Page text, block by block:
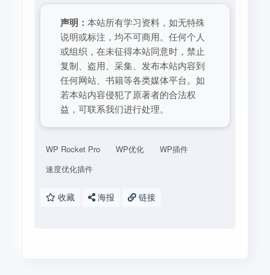
声明： 本站所有学习资料，如无特殊
说明或标注，均不可商用。任何个人
或组织，在未征得本站同意时，禁止
复制、盗用、采集、发布本站内容到
任何网站、书籍等各类媒体平台。如
若本站内容侵犯了原著者的合法权
益，可联系我们进行处理。
WP Rocket Pro WP优化
WP插件
速度优化插件
收藏 海报 链接